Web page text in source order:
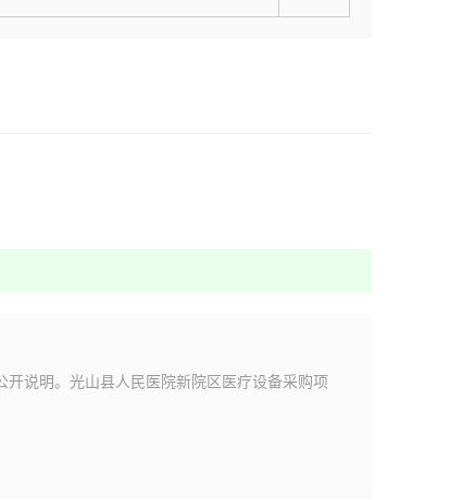
说明。光山县人民医院新院区医疗设备采购项